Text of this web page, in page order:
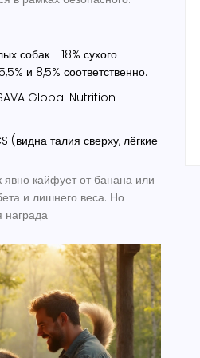
собак - 18% сухого
и 8,5% соответственно.
Global Nutrition
талия сверху, лёгкие
явно кайфует от банана или
и лишнего веса. Но
награда.